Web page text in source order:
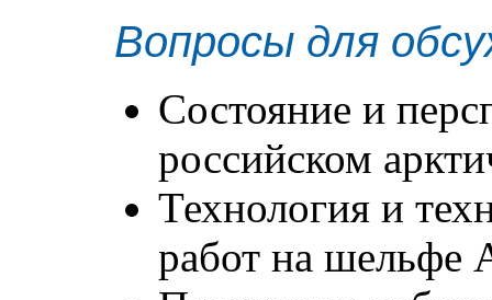
Вопросы для
Состояние и
российском
Технология и
работ на шельфе